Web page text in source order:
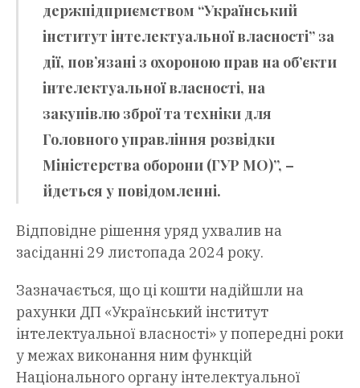
держпідприємством “Український
інститут інтелектуальної власності” за
дії, повʼязані з охороною прав на об’єкти
інтелектуальної власності, на
закупівлю зброї та техніки для
Головного управління розвідки
Міністерства оборони (ГУР МО)”, –
йдеться у повідомленні.
Відповідне рішення уряд ухвалив на
засіданні 29 листопада 2024 року.
Зазначається, що ці кошти надійшли на
рахунки ДП «Український інститут
інтелектуальної власності» у попередні роки
у межах виконання ним функцій
Національного органу інтелектуальної